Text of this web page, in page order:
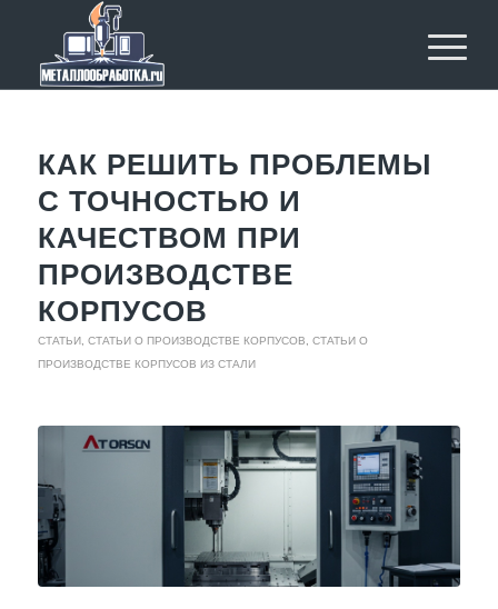
КАК РЕШИТЬ ПРОБЛЕМЫ
С ТОЧНОСТЬЮ И
КАЧЕСТВОМ ПРИ
ПРОИЗВОДСТВЕ
КОРПУСОВ
СТАТЬИ, СТАТЬИ О ПРОИЗВОДСТВЕ КОРПУСОВ СТАТЬИ О
ПРОИЗВОДСТВЕ КОРПУСОВ ИЗ СТАЛИ